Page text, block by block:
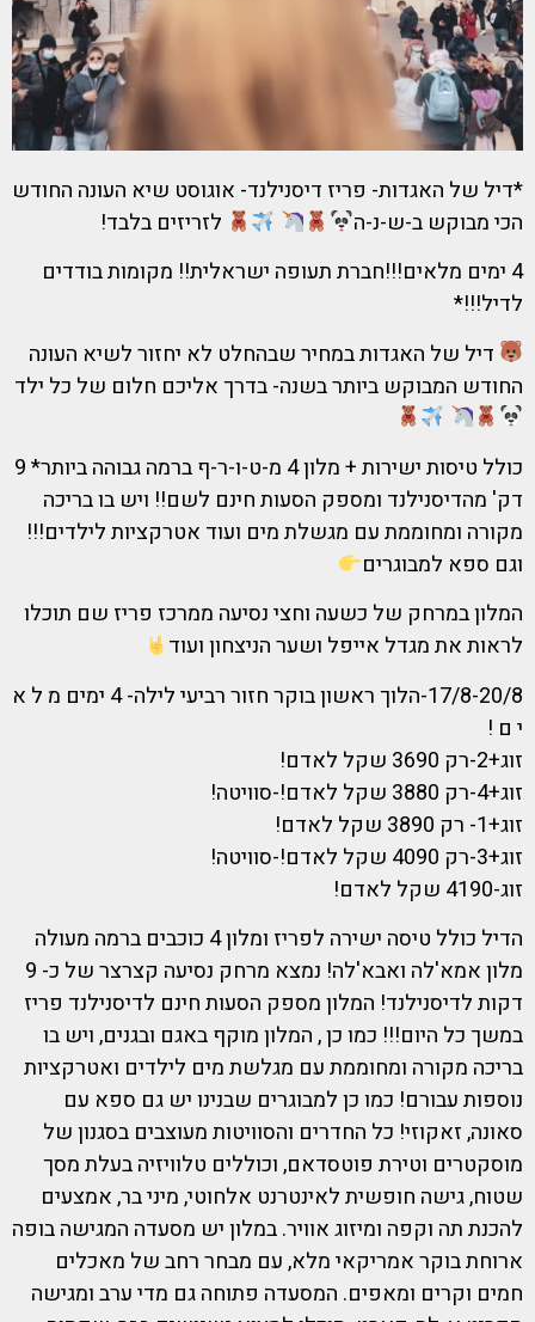
*דיל של האגדות- פריז דיסנילנד- אוגוסט שיא העונה החודש
הכי מבוקש ב-ש-נ-ה
לזריזים בלבד!
4 ימים מלאים!!!חברת תעופה ישראלית!! מקומות בודדים
לדיל!!!*
דיל של האגדות במחיר שבהחלט לא יחזור לשיא העונה
החודש המבוקש ביותר בשנה- בדרך אליכם חלום של כל ילד
כולל טיסות ישירות + מלון 4 מ-ט-ו-ר-ף ברמה גבוהה ביותר* 9
דק' מהדיסנילנד ומספק הסעות חינם לשם!! ויש בו בריכה
מקורה ומחוממת עם מגשלת מים ועוד אטרקציות לילדים!!!
וגם ספא למבוגרים
המלון במרחק של כשעה וחצי נסיעה ממרכז פריז שם תוכלו
לראות את מגדל אייפל ושער הניצחון ועוד
17/8-20/8-הלוך ראשון בוקר חזור רביעי לילה- 4 ימים מ ל א
י ם !
זוג+2-רק 3690 שקל לאדם!
זוג+4-רק 3880 שקל לאדם!-סוויטה!
זוג+1- רק 3890 שקל לאדם!
זוג+3-רק 4090 שקל לאדם!-סוויטה!
זוג-4190 שקל לאדם!
הדיל כולל טיסה ישירה לפריז ומלון 4 כוכבים ברמה מעולה
מלון אמא'לה ואבא'לה! נמצא מרחק נסיעה קצרצר של כ- 9
דקות לדיסנילנד! המלון מספק הסעות חינם לדיסנילנד פריז
במשך כל היום!!! כמו כן , המלון מוקף באגם ובגנים, ויש בו
בריכה מקורה ומחוממת עם מגלשת מים לילדים ואטרקציות
נוספות עבורם! כמו כן למבוגרים שבנינו יש גם ספא עם
סאונה, זאקוזי! כל החדרים והסוויטות מעוצבים בסגנון של
מוסקטרים וטירת פוטסדאם, וכוללים טלוויזיה בעלת מסך
שטוח, גישה חופשית לאינטרנט אלחוטי, מיני בר, אמצעים
להכנת תה וקפה ומיזוג אוויר. במלון יש מסעדה המגישה בופה
ארוחת בוקר אמריקאי מלא, עם מבחר רחב של מאכלים
חמים וקרים ומאפים. המסעדה פתוחה גם מדי ערב ומגישה